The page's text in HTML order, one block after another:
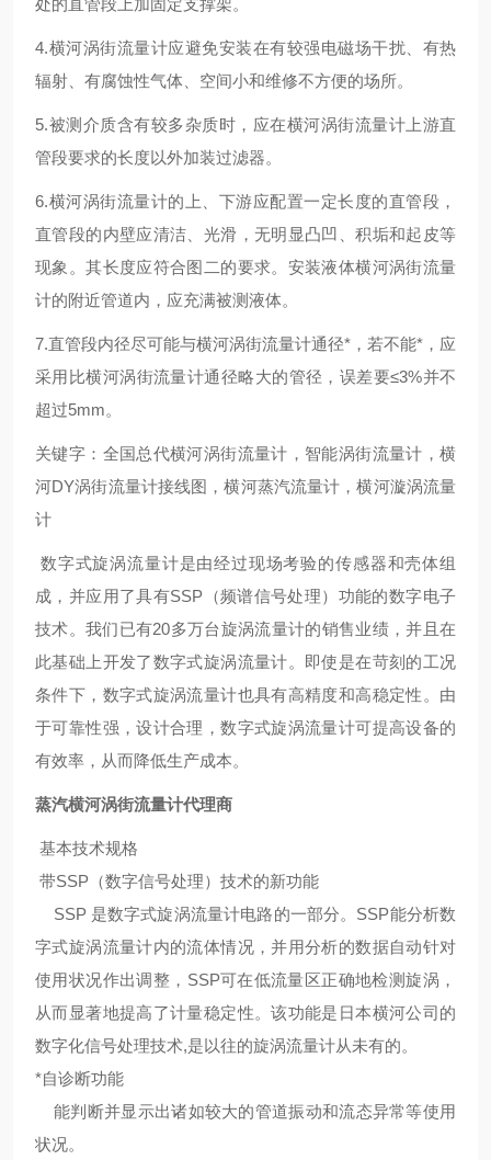
处的直管段上加固定支撑架。
4.横河涡街流量计应避免安装在有较强电磁场干扰、有热
辐射、有腐蚀性气体、空间小和维修不方便的场所。
5.被测介质含有较多杂质时，应在横河涡街流量计上游直
管段要求的长度以外加装过滤器。
6.横河涡街流量计的上、下游应配置一定长度的直管段，
直管段的内壁应清洁、光滑，无明显凸凹、积垢和起皮等
现象。其长度应符合图二的要求。安装液体横河涡街流量
计的附近管道内，应充满被测液体。
7.直管段内径尽可能与横河涡街流量计通径*，若不能*，应
采用比横河涡街流量计通径略大的管径，误差要≤3%并不
超过5mm。
关键字：全国总代横河涡街流量计，智能涡街流量计，横
河DY涡街流量计接线图，横河蒸汽流量计，横河漩涡流量
计
数字式旋涡流量计是由经过现场考验的传感器和壳体组
成，并应用了具有SSP（频谱信号处理）功能的数字电子
技术。我们已有20多万台旋涡流量计的销售业绩，并且在
此基础上开发了数字式旋涡流量计。即使是在苛刻的工况
条件下，数字式旋涡流量计也具有高精度和高稳定性。由
于可靠性强，设计合理，数字式旋涡流量计可提高设备的
有效率，从而降低生产成本。
蒸汽横河涡街流量计代理商
基本技术规格
带SSP（数字信号处理）技术的新功能
SSP 是数字式旋涡流量计电路的一部分。SSP能分析数
字式旋涡流量计内的流体情况，并用分析的数据自动针对
使用状况作出调整，SSP可在低流量区正确地检测旋涡，
从而显著地提高了计量稳定性。该功能是日本横河公司的
数字化信号处理技术,是以往的旋涡流量计从未有的。
*自诊断功能
能判断并显示出诸如较大的管道振动和流态异常等使用
状况。